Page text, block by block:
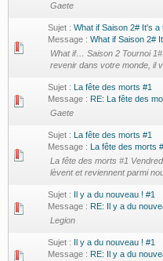
Gaete
Sujet : What if Saison 2# It's a
Message : What if Saison 2#
What if… Saison 2 Tournoi
revenir dans votre monde, il
Sujet : La fête des morts #1
Message : RE: La fête des
Gaete
Sujet : La fête des morts #1
Message : La fête des morts
La fête des morts #1
lèvent et reviennent parmi
Sujet : Il y a du nouveau ! #1
Message : RE: Il y a du
Legion
Sujet : Il y a du nouveau ! #1
Message : RE: Il y a du